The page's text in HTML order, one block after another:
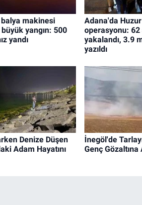
makinesi
yangın: 500
yandı
Adana'da
operasyonu: 62
yakalandı, 3.9
yazıldı
Denize Düşen
Adam Hayatını
İnegöl'de
Genç Gözaltına